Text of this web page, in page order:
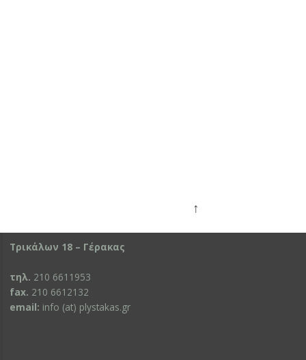
↑
Τρικάλων 18 – Γέρακας
τηλ. 210 6611953
fax. 210 6612132
email: info (at) plystakas.gr